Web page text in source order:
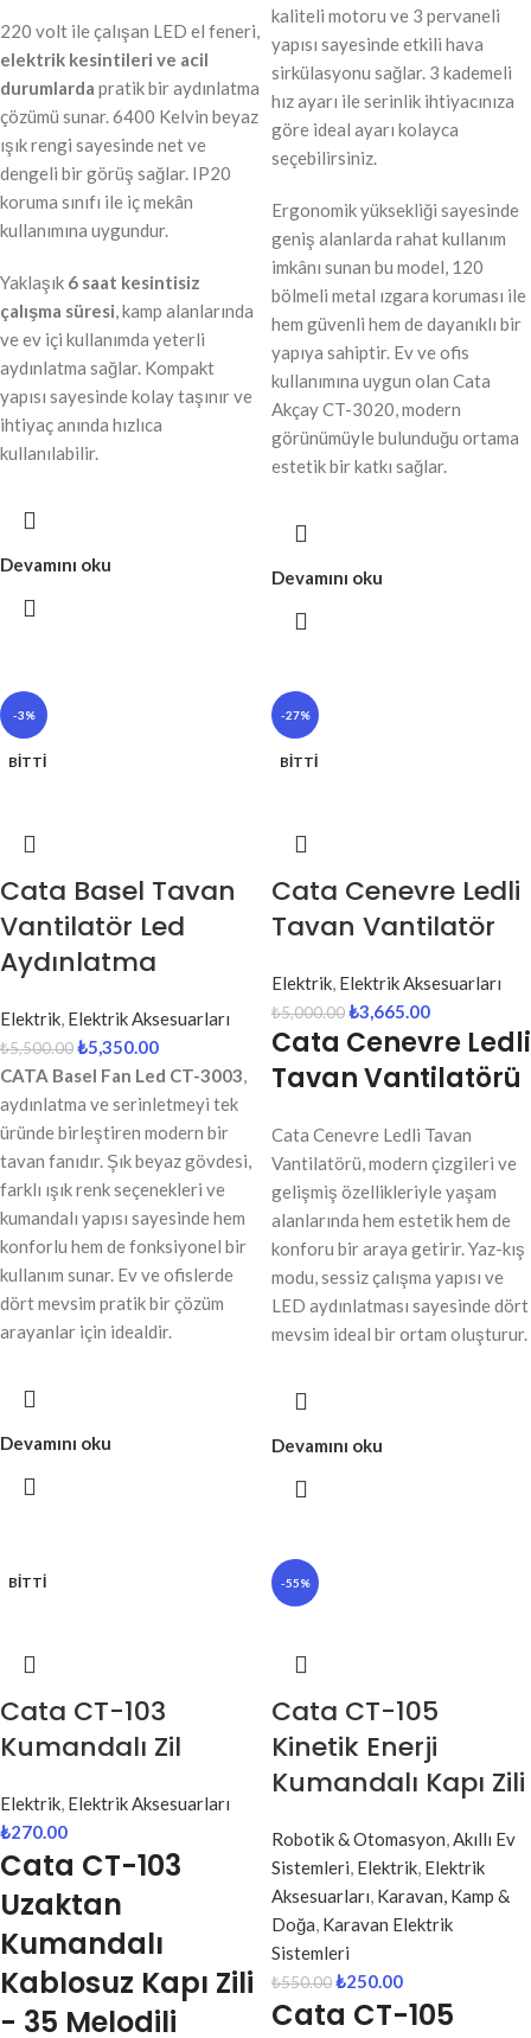
220 volt ile çalışan LED el feneri,
elektrik kesintileri ve acil
durumlarda pratik bir aydınlatma
çözümü sunar. 6400 Kelvin beyaz
ışık rengi sayesinde net ve
dengeli bir görüş sağlar. IP20
koruma sınıfı ile iç mekân
kullanımına uygundur.
Yaklaşık 6 saat kesintisiz
çalışma süresi, kamp alanlarında
ve ev içi kullanımda yeterli
aydınlatma sağlar. Kompakt
yapısı sayesinde kolay taşınır ve
ihtiyaç anında hızlıca
kullanılabilir.
Devamını oku
kaliteli motoru ve 3 pervaneli
yapısı sayesinde etkili hava
sirkülasyonu sağlar. 3 kademeli
hız ayarı ile serinlik ihtiyacınıza
göre ideal ayarı kolayca
seçebilirsiniz.
Ergonomik yüksekliği sayesinde
geniş alanlarda rahat kullanım
imkânı sunan bu model, 120
bölmeli metal ızgara koruması ile
hem güvenli hem de dayanıklı bir
yapıya sahiptir. Ev ve ofis
kullanımına uygun olan Cata
Akçay CT-3020, modern
görünümüyle bulunduğu ortama
estetik bir katkı sağlar.
Devamını oku
-3%
BITTI
Cata Basel Tavan
Vantilatör Led
Aydınlatma
Elektrik, Elektrik Aksesuarları
₺5,500.00₺5,350.00
CATA Basel Fan Led CT-3003,
aydınlatma ve serinletmeyi tek
üründe birleştiren modern bir
tavan fanıdır. Şık beyaz gövdesi,
farklı ışık renk seçenekleri ve
kumandalı yapısı sayesinde hem
konforlu hem de fonksiyonel bir
kullanım sunar. Ev ve ofislerde
dört mevsim pratik bir çözüm
arayanlar için idealdir.
Devamını oku
-27%
BITTI
Cata Cenevre Ledli
Tavan Vantilatör
Elektrik, Elektrik Aksesuarları
₺5,000.00₺3,665.00
Cata Cenevre Ledli
Tavan Vantilatörü
Cata Cenevre Ledli Tavan
Vantilatörü, modern çizgileri ve
gelişmiş özellikleriyle yaşam
alanlarında hem estetik hem de
konforu bir araya getirir. Yaz-kış
modu, sessiz çalışma yapısı ve
LED aydınlatması sayesinde dört
mevsim ideal bir ortam oluşturur.
Devamını oku
BITTI
Cata CT-103
Kumandalı Zil
Elektrik, Elektrik Aksesuarları
₺270.00
Cata CT-103
Uzaktan
Kumandalı
Kablosuz Kapı Zili
- 35 Melodili
-55%
Cata CT-105
Kinetik Enerji
Kumandalı Kapı Zili
Robotik & Otomasyon,Akıllı Ev
Sistemleri, Elektrik, Elektrik
Aksesuarları, Karavan, Kamp &
Doğa, Karavan Elektrik
Sistemleri
₺550.00₺250.00
Cata CT-105